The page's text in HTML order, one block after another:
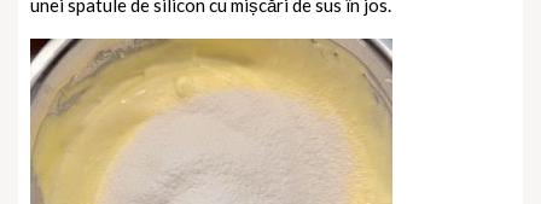
unei spatule de silicon cu mișcări de sus în jos.